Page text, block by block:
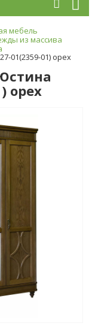
мебель
из массива
01(2359-01) орех
орех